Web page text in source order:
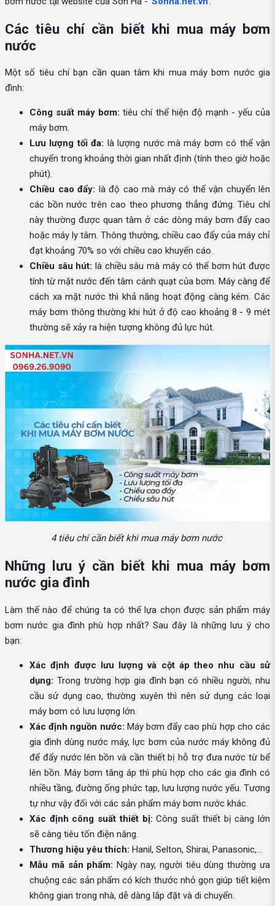
Các tiêu chí cần biết khi mua máy bơm
nước
Một số tiêu chí bạn cần quan tâm khi mua máy bơm nước gia
đình:
Công suất máy bơm: tiêu chí thể hiện độ mạnh - yếu của
máy bơm.
Lưu lượng tối đa: là lượng nước mà máy bơm có thể vận
chuyển trong khoảng thời gian nhất định (tính theo giờ hoặc
phút).
Chiều cao đẩy: là độ cao mà máy có thể vận chuyển lên
các bồn nước trên cao theo phương thẳng đứng. Tiêu chí
này thường được quan tâm ở các dòng máy bơm đẩy cao
hoặc máy ly tâm. Thông thường, chiều cao đẩy của máy chỉ
đạt khoảng 70% so với chiều cao khuyến cáo.
Chiều sâu hút: là chiều sâu mà máy có thể bơm hút được
tính từ mặt nước đến tâm cánh quạt của bơm. Máy càng để
cách xa mặt nước thì khả năng hoạt động càng kém. Các
máy bơm thông thường khi hút ở độ cao khoảng 8 - 9 mét
thường sẽ xảy ra hiện tượng không đủ lực hút.
4 tiêu chí cần biết khi mua máy bơm nước
Những lưu ý cần biết khi mua máy bơm
nước gia đình
Làm thế nào để chúng ta có thể lựa chọn được sản phẩm máy
bơm nước gia đình phù hợp nhất? Sau đây là những lưu ý cho
bạn:
Xác định được lưu lượng và cột áp theo nhu cầu sử
dụng: Trong trường hợp gia đình bạn có nhiều người, nhu
cầu sử dụng cao, thường xuyên thì nên sử dụng các loại
máy bơm có lưu lượng lớn.
Xác định nguồn nước: Máy bơm đẩy cao phù hợp cho các
gia đình dùng nước máy, lực bơm của nước máy không đủ
để đẩy nước lên bồn và cần thiết bị hỗ trợ đưa nước từ bể
lên bồn. Máy bơm tăng áp thì phù hợp cho các gia đình có
nhiều tầng, đường ống phức tạp, lưu lượng nước yếu. Tương
tự như vậy đối với các sản phẩm máy bơm nước khác.
Xác định công suất thiết bị: Công suất thiết bị càng lớn
sẽ càng tiêu tốn điện năng.
Thương hiệu yêu thích: Hanil, Selton, Shirai, Panasonic,...
Mẫu mã sản phẩm: Ngày nay, người tiêu dùng thường ưa
chuộng các sản phẩm có kích thước nhỏ gọn giúp tiết kiệm
không gian trong nhà, dễ dàng lắp đặt và di chuyển.